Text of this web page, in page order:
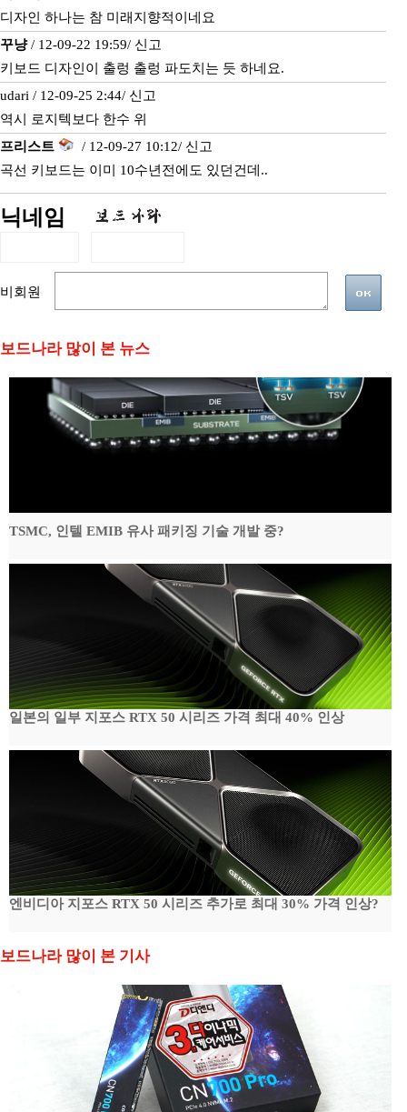
디자인 하나는 참 미래지향적이네요
꾸냥/ 12-09-22 19:59/ 신고
키보드 디자인이 출렁 출렁 파도치는 듯 하네요.
udari / 12-09-25 2:44/ 신고
역시 로지텍보다 한수 위
프리스트
/ 12-09-27 10:12/ 신고
곡선 키보드는 이미 10수년전에도 있던건데..
닉네임
비회원
보드나라 많이 본 뉴스
TSMC, 인텔 EMIB 유사 패키징 기술 개발 중?
일본의 일부 지포스 RTX 50 시리즈 가격 최대 40% 인상
엔비디아 지포스 RTX 50 시리즈 추가로 최대 30% 가격 인상?
보드나라 많이 본 기사